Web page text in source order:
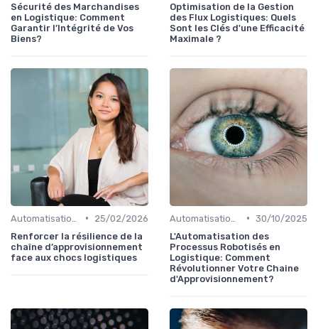
Sécurité des Marchandises
en Logistique: Comment
Garantir l’Intégrité de Vos
Biens?
Optimisation de la Gestion
des Flux Logistiques: Quels
Sont les Clés d'une Efficacité
Maximale ?
•
25/02/2026
Renforcer la résilience de la
chaîne d’approvisionnement
face aux chocs logistiques
• 30/10/2025
L'Automatisation des
Processus Robotisés en
Logistique: Comment
Révolutionner Votre Chaine
d'Approvisionnement?